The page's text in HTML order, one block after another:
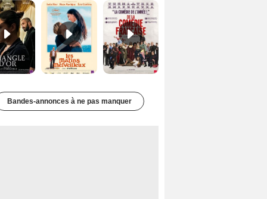
Bandes-annonces à ne pas manquer